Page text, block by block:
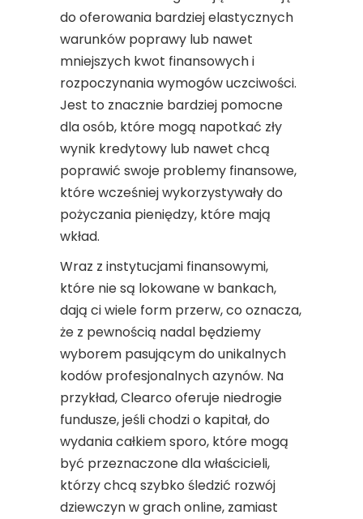
do oferowania bardziej elastycznych
warunków poprawy lub nawet
mniejszych kwot finansowych i
rozpoczynania wymogów uczciwości.
Jest to znacznie bardziej pomocne
dla osób, które mogą napotkać zły
wynik kredytowy lub nawet chcą
poprawić swoje problemy finansowe,
które wcześniej wykorzystywały do ​​​​
pożyczania pieniędzy, które mają
wkład.
Wraz z instytucjami finansowymi,
które nie są lokowane w bankach,
dają ci wiele form przerw, co oznacza,
że ​​z pewnością nadal będziemy
wyborem pasującym do unikalnych
kodów profesjonalnych azynów. Na
przykład, Clearco oferuje niedrogie
fundusze, jeśli chodzi o kapitał, do
wydania całkiem sporo, które mogą
być przeznaczone dla właścicieli,
którzy chcą szybko śledzić rozwój
dziewczyn w grach online, zamiast